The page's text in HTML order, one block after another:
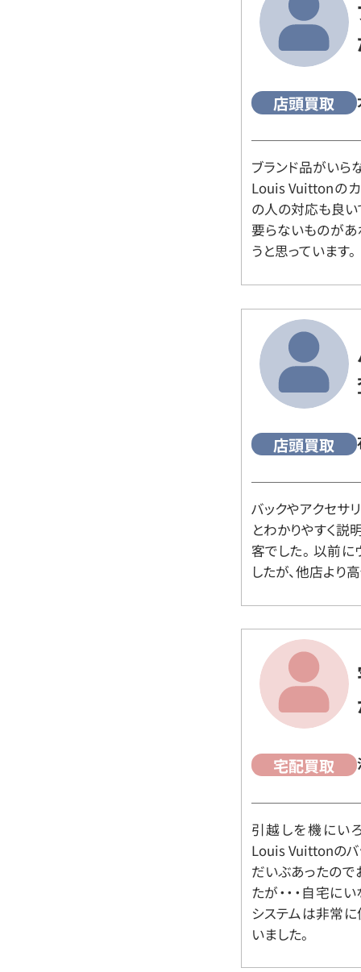
店頭買取
ブランド品がいら
Louis Vuittonの
の人の対応も良い
要らないものがあ
うと思っています。
店頭買取
バックやアクセサ
とわかりやすく説
客でした。 以前
したが、他店より
宅配買取
引越しを機にい
Louis Vuittonのバ
だいぶあったので
たが・・・自宅に
システムは非常に
いました。